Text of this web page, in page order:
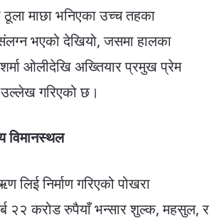
माछा भनिएका उच्च तहका
भएको देखियो, जसमा हालका
ओलीदेखि अख्तियार प्रमुख प्रेम
उल्लेख गरिएको छ।
विमानस्थल
लिई निर्माण गरिएको पोखरा
२२ करोड रुपैयाँ भन्सार शुल्क, महसुल, र